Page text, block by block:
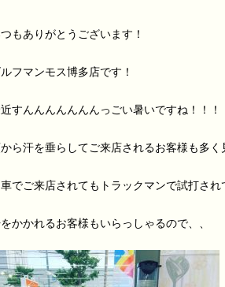
もありがとうございます！
フマンモス博多店です！
すんんんんんんんっごい暑いですね！！！
ら汗を垂らしてご来店されるお客様も多
でご来店されてもトラックマンで試打され
かかれるお客様もいらっしゃるので、、